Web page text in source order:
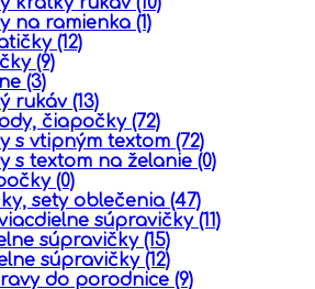
na ramienka (1)
(12)
(9)
(3)
rukáv (13)
čiapočky (72)
s vtipným textom (72)
s textom na želanie (0)
(0)
sety oblečenia (47)
súpravičky (11)
súpravičky (15)
súpravičky (12)
do porodnice (9)